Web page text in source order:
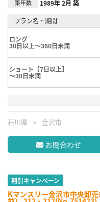
築年数 1989年 2月 築
プラン名・期間
ロング
30日以上～360日未満
ショート【7日以上】
～30日未満
石川県 金沢市
お問合わせ
割引キャンペーン
Kマンスリー金沢市中央卸